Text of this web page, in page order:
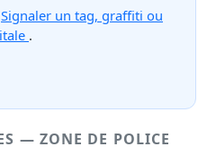
Signaler un tag, graffiti ou
.
— ZONE DE POLICE